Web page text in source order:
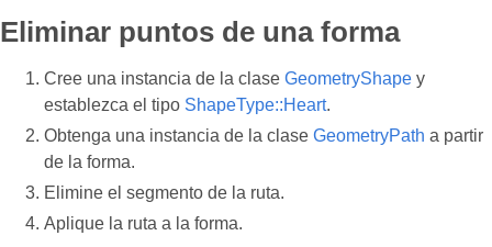
Eliminar puntos de una forma
Cree una instancia de la clase GeometryShape y
establezca el tipo ShapeType::Heart.
Obtenga una instancia de la clase GeometryPath a partir
de la forma.
Elimine el segmento de la ruta.
Aplique la ruta a la forma.